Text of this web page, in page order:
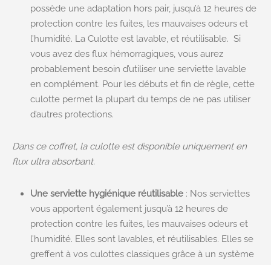
possède une adaptation hors pair, jusqu’à 12 heures de
protection contre les fuites, les mauvaises odeurs et
l’humidité. La Culotte est lavable, et réutilisable. Si
vous avez des flux hémorragiques, vous aurez
probablement besoin d’utiliser une serviette lavable
en complément. Pour les débuts et fin de règle, cette
culotte permet la plupart du temps de ne pas utiliser
d’autres protections.
Dans ce coffret, la culotte est disponible uniquement en
flux ultra absorbant.
Une serviette hygiénique réutilisable : Nos serviettes
vous apportent également jusqu’à 12 heures de
protection contre les fuites, les mauvaises odeurs et
l’humidité. Elles sont lavables, et réutilisables. Elles se
greffent à vos culottes classiques grâce à un système